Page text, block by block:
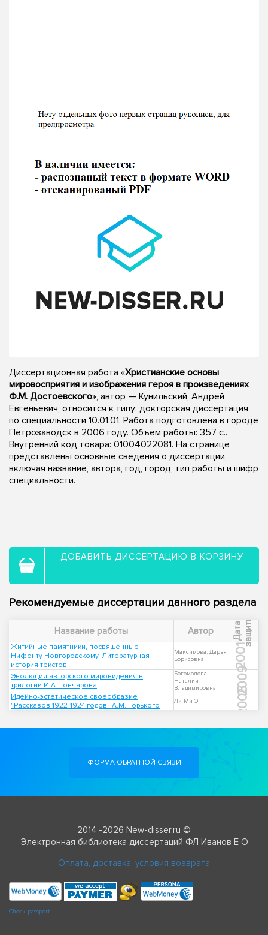
Диссертационная работа «Христианские основы
мировосприятия и изображения героя в произведениях
Ф.М. Достоевского», автор — Кунильский, Андрей
Евгеньевич, относится к типу: докторская диссертация
по специальности 10.01.01. Работа подготовлена в городе
Петрозаводск в 2006 году. Объем работы: 357 с..
Внутренний код товара: 01004022081. На странице
представлены основные сведения о диссертации,
включая название, автора, год, город, тип работы и шифр
специальности.
ДОБАВИТЬ ДИССЕРТАЦИЮ В КОРЗИНУ
Рекомендуемые диссертации данного раздела
Название работы Автор Д
а
т
а
з
а
щ
и
т ы
Житийные памятники, посвященные
Нифонту Новгородскому. Литературная
история текстов
Максимова, Дарья
Борисовна
2001
Эволюция авторского мировидения в
трилогии И.А. Гончарова
Богомолова,
Наталия
Владимировна
2009
Идейно-эстетическое своеобразие
"Рассказов 1922-1924 годов" А.М. Горького
Ли Ми Э 2005
ФОРМА ОБРАТНОЙ СВЯЗИ
2014 -2026 New-disser.ru ©
Электронная библиотека диссертаций ФЛ Иванов Е О
Оплата, доставка, условия возврата
Check passport